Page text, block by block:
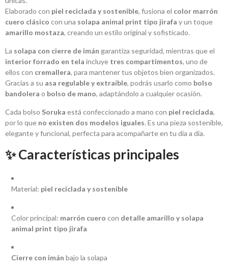
Elaborado con piel reciclada y sostenible, fusiona el color marrón
cuero clásico con una solapa animal print tipo jirafa y un toque
amarillo mostaza, creando un estilo original y sofisticado.
La solapa con cierre de imán garantiza seguridad, mientras que el
interior forrado en tela incluye tres compartimentos, uno de
ellos con cremallera, para mantener tus objetos bien organizados.
Gracias a su asa regulable y extraíble, podrás usarlo como bolso
bandolera o bolso de mano, adaptándolo a cualquier ocasión.
Cada bolso Soruka está confeccionado a mano con piel reciclada,
por lo que no existen dos modelos iguales. Es una pieza sostenible,
elegante y funcional, perfecta para acompañarte en tu día a día.
✨ Características principales
Material: piel reciclada y sostenible
Color principal: marrón cuero con detalle amarillo y solapa
animal print tipo jirafa
Cierre con imán bajo la solapa